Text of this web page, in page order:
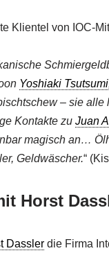
Klientel von IOC-
Yoshiaki Tsutsumi
– sie
Kontakte zu Juan
magisch an…
Geldwäscher.“
Horst
Dasslerdie Firma